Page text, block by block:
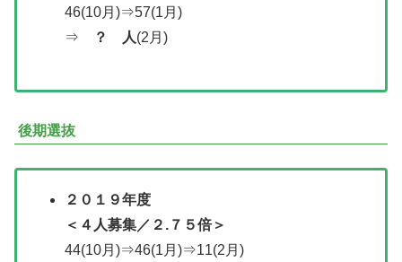
46(10月)⇒57(1月)
⇒ ？ 人(2月)
後期選抜
２０１９年度
＜ ４人募集／ ２.７５倍＞
44(10月)⇒46(1月)⇒11(2月)